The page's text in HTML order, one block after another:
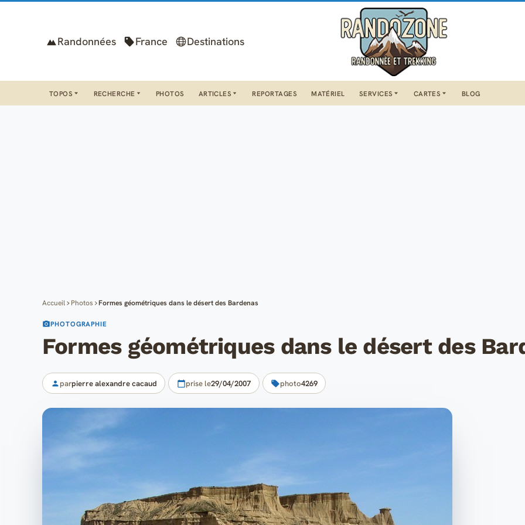
Randonnées France Destinations
TOPOS RECHERCHE PHOTOS ARTICLES REPORTAGES MATÉRIEL SERVICES CARTES BLOG
Accueil Photos Formes géométriques dans le désert des Bardenas
PHOTOGRAPHIE
Formes géométriques dans le désert des
parpierre alexandre cacaud prise le29/04/2007 photo4269